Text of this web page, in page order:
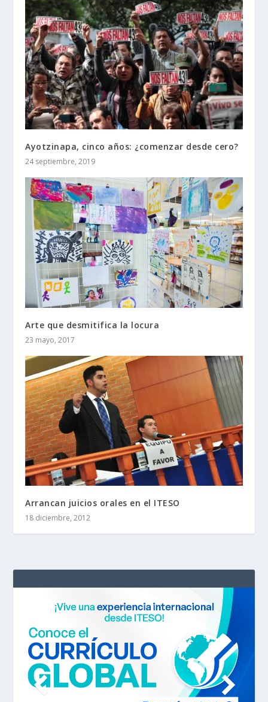
Ayotzinapa, cinco años: ¿comenzar desde cero?
24 septiembre, 2019
Arte que desmitifica la locura
23 mayo, 2017
Arrancan juicios orales en el ITESO
18 diciembre, 2012